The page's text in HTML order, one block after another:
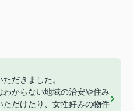
だきました。
わからない地域の治安や住み
ただけたり、女性好みの物件